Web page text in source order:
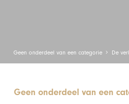
Geen onderdeel van een categorie De
Geen onderdeel van een